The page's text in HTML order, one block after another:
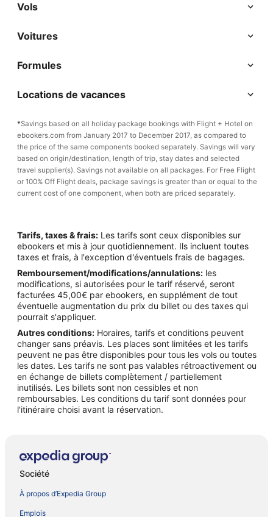
Vols
Voitures
Formules
Locations de vacances
*Savings based on all holiday package bookings with Flight + Hotel on
ebookers.com from January 2017 to December 2017, as compared to
the price of the same components booked separately. Savings will vary
based on origin/destination, length of trip, stay dates and selected
travel supplier(s). Savings not available on all packages. For Free Flight
or 100% Off Flight deals, package savings is greater than or equal to the
current cost of one component, when both are priced separately.
Tarifs, taxes & frais: Les tarifs sont ceux disponibles sur
ebookers et mis à jour quotidiennement. Ils incluent toutes
taxes et frais, à l'exception d'éventuels frais de bagages.
Remboursement/modifications/annulations: les
modifications, si autorisées pour le tarif réservé, seront
facturées 45,00€ par ebookers, en supplément de tout
éventuelle augmentation du prix du billet ou des taxes qui
pourrait s'appliquer.
Autres conditions: Horaires, tarifs et conditions peuvent
changer sans préavis. Les places sont limitées et les tarifs
peuvent ne pas être disponibles pour tous les vols ou toutes
les dates. Les tarifs ne sont pas valables rétroactivement ou
en échange de billets complètement / partiellement
inutilisés. Les billets sont non cessibles et non
remboursables. Les conditions du tarif sont données pour
l'itinéraire choisi avant la réservation.
Société
À propos d’Expedia Group
Emplois